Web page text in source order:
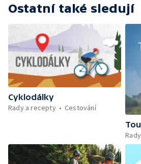
Ostatní také sledují
Cyklodálky
Rady a recepty
Cestování